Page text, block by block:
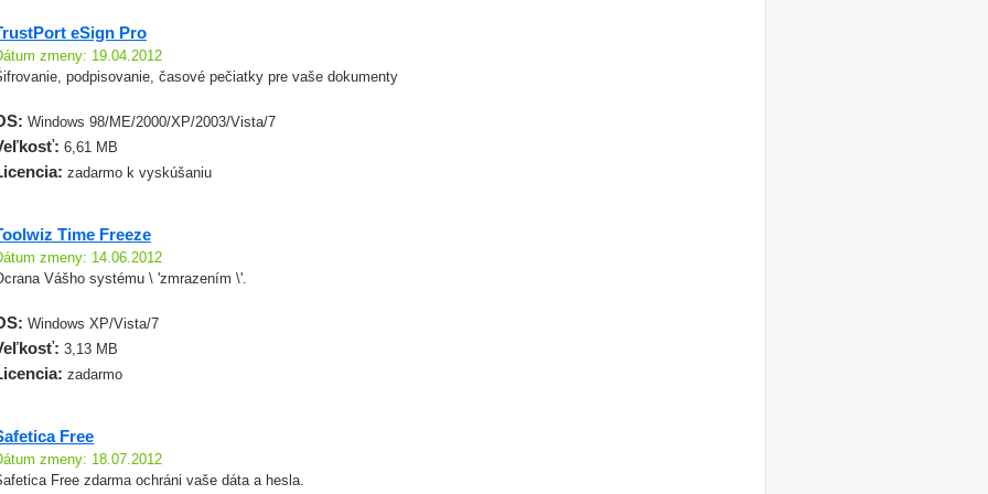
eSign Pro
zmeny: 19.04.2012
podpisovanie, časové pečiatky pre vaše dokumenty
Windows 98/ME/2000/XP/2003/Vista/7
6,61 MB
zadarmo k vyskúšaniu
Time Freeze
zmeny: 14.06.2012
Vášho systému \ 'zmrazením \'.
Windows XP/Vista/7
3,13 MB
zadarmo
Free
zmeny: 18.07.2012
Free zdarma ochráni vaše dáta a hesla.